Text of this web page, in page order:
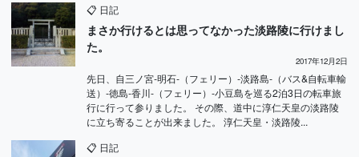
📋 日記
まさか行けるとは思ってなかった淡路陵に行けまし
た。
2017年12月2日
先日、自三ノ宮-明石-（フェリー）-淡路島-（バス&自転車輸
送）-徳島-香川-（フェリー）-小豆島を巡る2泊3日の転車旅
行に行って参りました。 その際、道中に淳仁天皇の淡路陵
に立ち寄ることが出来ました。 淳仁天皇・淡路陵...
📋 日記